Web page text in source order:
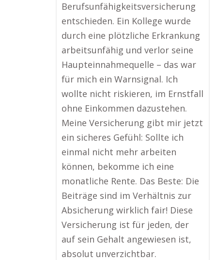
Berufsunfähigkeitsversicherung
entschieden. Ein Kollege wurde
durch eine plötzliche Erkrankung
arbeitsunfähig und verlor seine
Haupteinnahmequelle – das war
für mich ein Warnsignal. Ich
wollte nicht riskieren, im Ernstfall
ohne Einkommen dazustehen.
Meine Versicherung gibt mir jetzt
ein sicheres Gefühl: Sollte ich
einmal nicht mehr arbeiten
können, bekomme ich eine
monatliche Rente. Das Beste: Die
Beiträge sind im Verhältnis zur
Absicherung wirklich fair! Diese
Versicherung ist für jeden, der
auf sein Gehalt angewiesen ist,
absolut unverzichtbar.